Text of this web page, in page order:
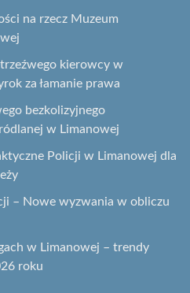
na rzecz Muzeum
kierowcy w
za łamanie prawa
bezkolizyjnego
w Limanowej
Policji w Limanowej dla
– Nowe wyzwania w obliczu
w Limanowej – trendy
roku